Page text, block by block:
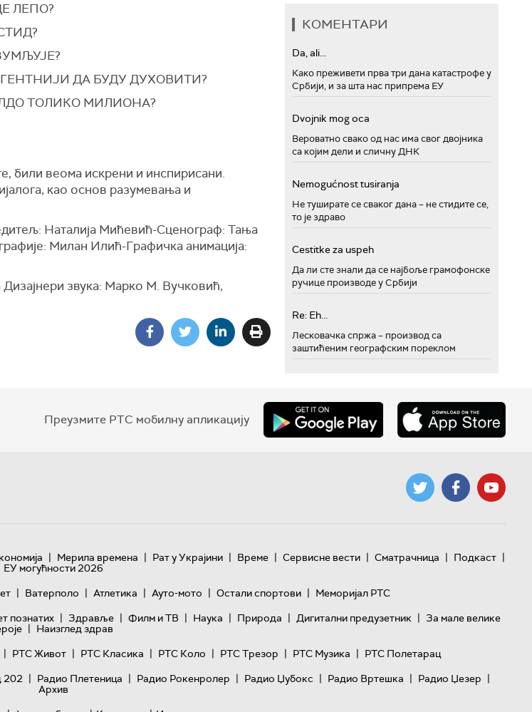
ЛЕПО?
ДА БУДУ ДУХОВИТИ?
ТОЛИКО МИЛИОНА?
били веома искрени и инспирисани.
као основ разумевања и
Наталија Мићевић-Сценограф: Тања
Милан Илић-Графичка анимација:
звука: Марко М. Вучковић,
КОМЕНТАРИ
Da, ali...
Како преживети прва три дана катастрофе у
Србији, и за шта нас припрема ЕУ
Dvojnik mog oca
Вероватно свако од нас има свог двојника
са којим дели и сличну ДНК
Nemogućnost tusiranja
Не туширате се сваког дана – не стидите се,
то је здраво
Cestitke za uspeh
Да ли сте знали да се најбоље грамофонске
ручице производе у Србији
Re: Eh...
Лесковачка спржа – производ са
заштићеним географским пореклом
Преузмите РТС мобилну апликацију
| Мерила времена | Рат у Украјини | Време | Сервисне вести | Сматрачница | Подкаст |
ЕУ могућности 2026
| Ватерполо | Атлетика | Ауто-мото | Остали спортови | Меморијал РТС
познатих | Здравље | Филм и ТВ | Наука | Природа | Дигитални предузетник | За мале велике
| Наизглед здрав
| РТС Живот | РТС Класика | РТС Коло | РТС Трезор | РТС Музика | РТС Полетарац
202 | Радио Плетеница | Радио Рокенролер | Радио Џубокс | Радио Вртешка | Радио Џезер |
Архив